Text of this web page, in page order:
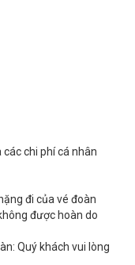
chi phí cá nhân
đi của vé đoàn
được hoàn do
Quý khách vui lòng